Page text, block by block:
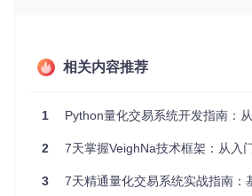
技术选型：构建量化框架的关键
核心要点：掌握量化框架的技术栈选型
构建量化交易框架的第一步是技术选型
性能、扩展性和开发效率。以下从四个
相关内容推荐
1 Python量化交易系统开发指南：从环境搭建到
2 7天掌握VeighNa技术框架：从入门到实
3 7天精通量化交易系统实战指南：基于vnpy